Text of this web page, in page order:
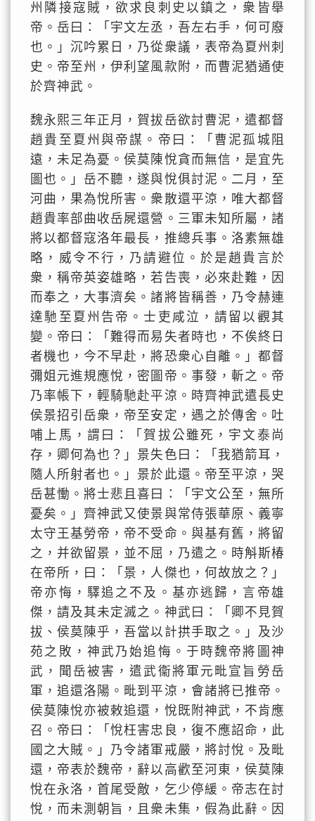
州隣接寇賊，欲求良刺史以鎮之，衆皆舉
帝。岳曰：「宇文左丞，吾左右手，何可廢
也。」沉吟累日，乃從衆議，表帝為夏州刺
史。帝至州，伊利望風款附，而曹泥猶通使
於齊神武。
魏永熙三年正月，賀拔岳欲討曹泥，遣都督
趙貴至夏州與帝謀。帝曰：「曹泥孤城阻
遠，未足為憂。侯莫陳悅貪而無信，是宜先
圖也。」岳不聽，遂與悅俱討泥。二月，至
河曲，果為悅所害。衆散還平涼，唯大都督
趙貴率部曲收岳屍還營。三軍未知所屬，諸
將以都督寇洛年最長，推總兵事。洛素無雄
略，威令不行，乃請避位。於是趙貴言於
衆，稱帝英姿雄略，若告喪，必來赴難，因
而奉之，大事濟矣。諸將皆稱善，乃令赫連
達馳至夏州告帝。士吏咸泣，請留以觀其
變。帝曰：「難得而易失者時也，不俟終日
者機也，今不早赴，將恐衆心自離。」都督
彌姐元進規應悅，密圖帝。事發，斬之。帝
乃率帳下，輕騎馳赴平涼。時齊神武遣長史
侯景招引岳衆，帝至安定，遇之於傳舍。吐
哺上馬，謂曰：「賀拔公雖死，宇文泰尚
存，卿何為也？」景失色曰：「我猶箭耳，
隨人所射者也。」景於此還。帝至平涼，哭
岳甚慟。將士悲且喜曰：「宇文公至，無所
憂矣。」齊神武又使景與常侍張華原、義寧
太守王基勞帝，帝不受命。與基有舊，將留
之，并欲留景，並不屈，乃遣之。時斛斯椿
在帝所，曰：「景，人傑也，何故放之？」
帝亦悔，驛追之不及。基亦逃歸，言帝雄
傑，請及其未定滅之。神武曰：「卿不見賀
拔、侯莫陳乎，吾當以計拱手取之。」及沙
苑之敗，神武乃始追悔。于時魏帝將圖神
武，聞岳被害，遣武衞將軍元毗宣旨勞岳
軍，追還洛陽。毗到平涼，會諸將已推帝。
侯莫陳悅亦被敕追還，悅既附神武，不肯應
召。帝曰：「悅枉害忠良，復不應詔命，此
國之大賊。」乃令諸軍戒嚴，將討悅。及毗
還，帝表於魏帝，辭以高歡至河東，侯莫陳
悅在永洛，首尾受敵，乞少停緩。帝志在討
悅，而未測朝旨，且衆未集，假為此辭。因